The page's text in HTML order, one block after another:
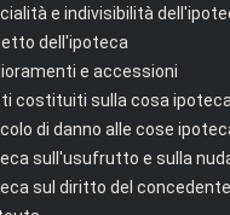
e indivisibilità
dell'ipoteca
e accessioni
costituiti sulla cosa
di danno alle cose
sull'usufrutto e sulla
sul diritto del concedente